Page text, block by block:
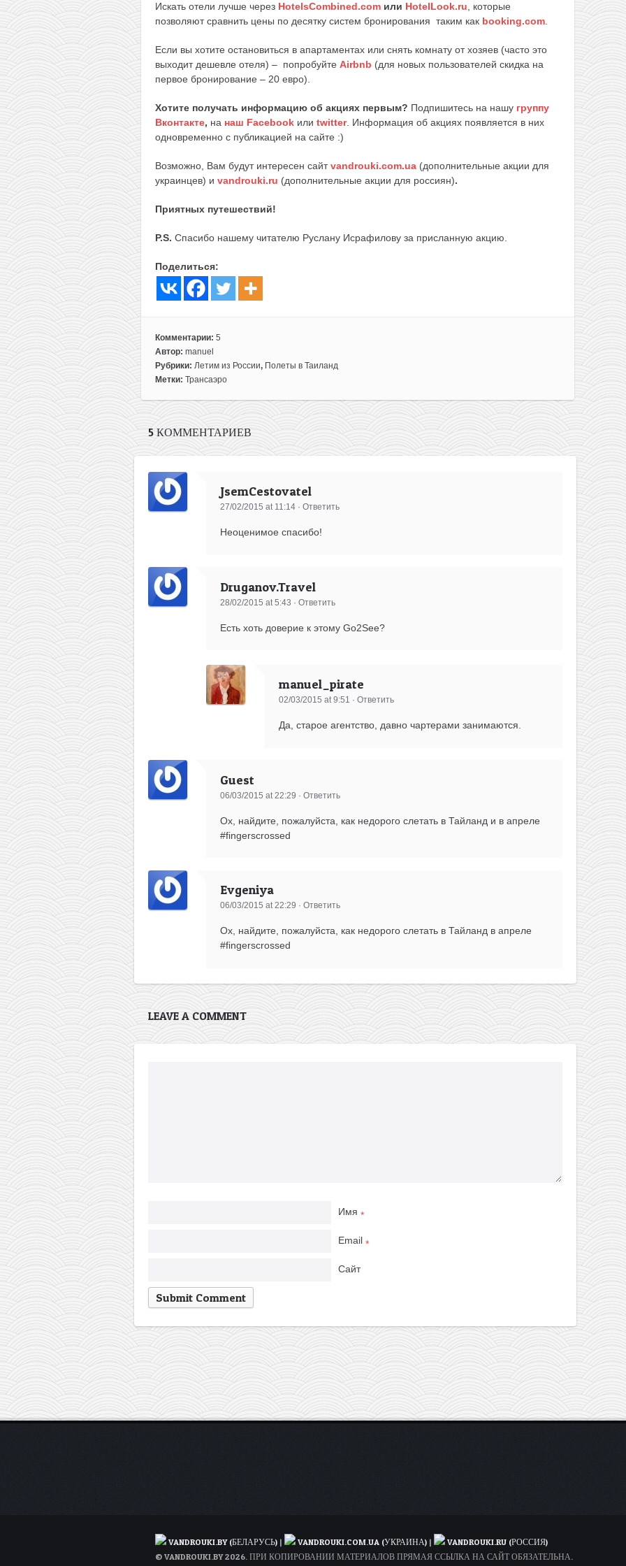
Искать отели лучше через HotelsCombined.com или HotelLook.ru , которые
позволяют сравнить цены по десятку систем бронирования таким как booking.com
Если вы хотите остановиться в апартаментах или снять комнату от хозяев (часто это
выходит дешевле отеля) – попробуйте Airbnb (для новых пользователей скидка на
первое бронирование – 20 евро).
Хотите получать информацию об акциях первым? Подпишитесь на нашу группу
Вконтакте, на наш Facebook или twitter. Информация об акциях появляется в них
одновременно с публикацией на сайте :)
Возможно, Вам будут интересен сайтvandrouki.com.ua (дополнительные акции для
украинцев) и vandrouki.ru (дополнительные акции для россиян).
Приятных путешествий!
P.S. Спасибо нашему читателю Руслану Исрафилову за присланную акцию.
Поделиться:
Комментарии: 5
Автор: manuel
Рубрики: Летим из России, Полеты в Таиланд
Метки: Трансаэро
5 КОММЕНТАРИЕВ
JsemCestovatel
27/02/2015 at 11:14 ·Ответить
Неоценимое спасибо!
Druganov.Travel
28/02/2015 at 5:43 ·Ответить
Есть хоть доверие к этому Go2See?
manuel_pirate
02/03/2015 at 9:51 ·Ответить
Да, старое агентство, давно чартерами занимаются.
Guest
06/03/2015 at 22:29 ·Ответить
Ох, найдите, пожалуйста, как недорого слетать в Тайланд и в апреле
#fingerscrossed
Evgeniya
06/03/2015 at 22:29 ·Ответить
Ох, найдите, пожалуйста, как недорого слетать в Тайланд в апреле
#fingerscrossed
LEAVE A COMMENT
Имя *
Email *
Сайт
VANDROUKI.BY (БЕЛАРУСЬ) | VANDROUKI.COM.UA (УКРАИНА) |
VANDROUKI.RU (РОССИЯ)
© VANDROUKI.BY 2026. ПРИ КОПИРОВАНИИ МАТЕРИАЛОВ ПРЯМАЯ ССЫЛКА НА САЙТ ОБЯЗАТЕЛЬНА.